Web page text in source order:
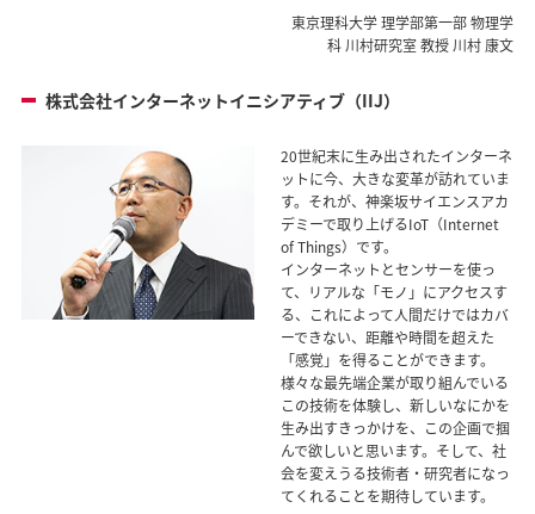
東京理科大学 理学部第一部 物理学
科 川村研究室 教授 川村 康文
株式会社インターネットイニシアティブ（IIJ）
20世紀末に生み出されたインターネ
ットに今、大きな変革が訪れていま
す。それが、神楽坂サイエンスアカ
デミーで取り上げるIoT（Internet
of Things）です。
インターネットとセンサーを使っ
て、リアルな「モノ」にアクセスす
る、これによって人間だけではカバ
ーできない、距離や時間を超えた
「感覚」を得ることができます。
様々な最先端企業が取り組んでいる
この技術を体験し、新しいなにかを
生み出すきっかけを、この企画で掴
んで欲しいと思います。そして、社
会を変えうる技術者・研究者になっ
てくれることを期待しています。